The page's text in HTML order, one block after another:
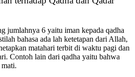
jumlahnya 6 yaitu iman kepada qadha
bahasa ada lah ketetapan dari Allah,
matahari terbit di waktu pagi dan
Contoh lain dari qadha yaitu bahwa
mati.